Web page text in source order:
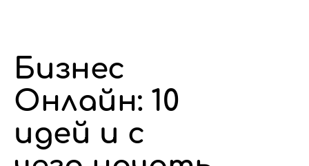
Бизнес
Онлайн: 10
идей и с